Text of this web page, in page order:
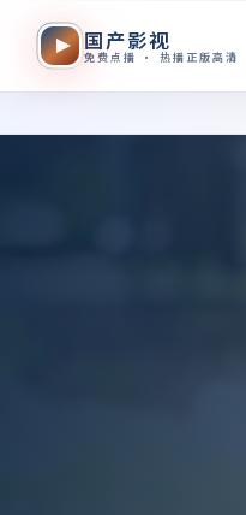
国产影视
免费点播 · 热播正版高清
免费国产影